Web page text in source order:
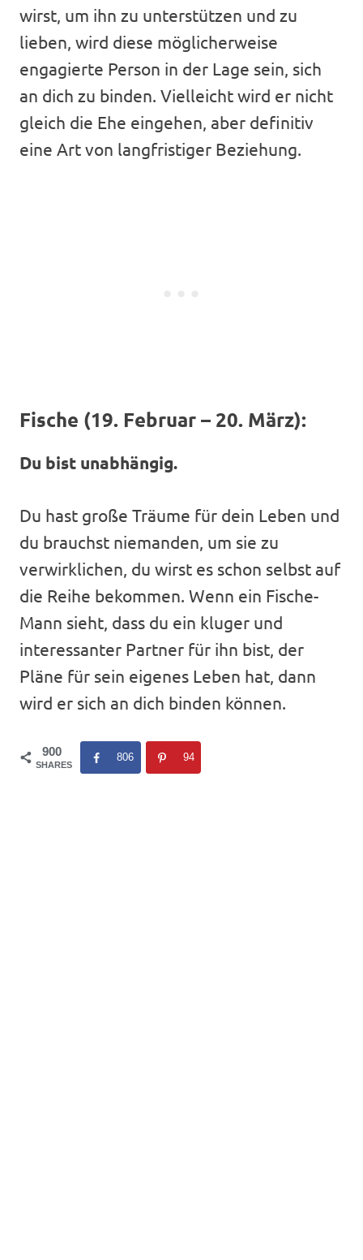
wirst, um ihn zu unterstützen und zu
lieben, wird diese möglicherweise
engagierte Person in der Lage sein, sich
an dich zu binden. Vielleicht wird er nicht
gleich die Ehe eingehen, aber definitiv
eine Art von langfristiger Beziehung.
Fische (19. Februar – 20. März):
Du bist unabhängig.
Du hast große Träume für dein Leben und
du brauchst niemanden, um sie zu
verwirklichen, du wirst es schon selbst auf
die Reihe bekommen. Wenn ein Fische-
Mann sieht, dass du ein kluger und
interessanter Partner für ihn bist, der
Pläne für sein eigenes Leben hat, dann
wird er sich an dich binden können.
900
SHARES
806 94